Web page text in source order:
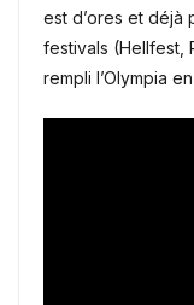
est d’ores et déjà
festivals (Hellfest,
rempli l’Olympia